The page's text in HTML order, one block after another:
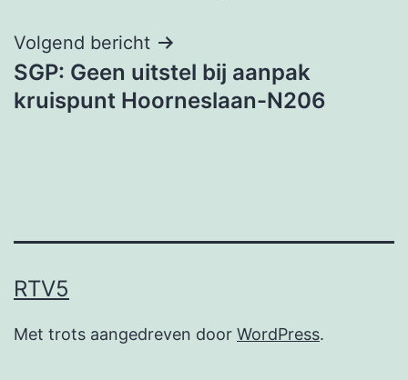
Volgend bericht
SGP: Geen uitstel bij aanpak
kruispunt Hoorneslaan-N206
RTV5
Met trots aangedreven door WordPress.